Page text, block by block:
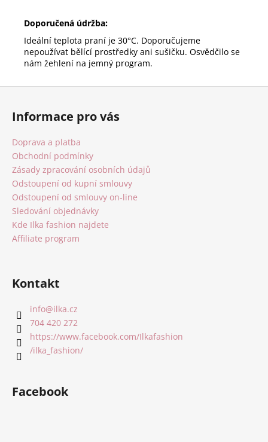
Doporučená údržba:
Ideální teplota praní je 30°C. Doporučujeme
nepoužívat bělící prostředky ani sušičku. Osvědčilo se
nám žehlení na jemný program.
Z
Informace pro vás
Doprava a platba
Obchodní podmínky
Zásady zpracování osobních údajů
Odstoupení od kupní smlouvy
Odstoupení od smlouvy on-line
Sledování objednávky
Kde Ilka fashion najdete
Affiliate program
Kontakt
info@ilka.cz
704 420 272
https://www.facebook.com/Ilkafashion
/ilka_fashion/
Facebook